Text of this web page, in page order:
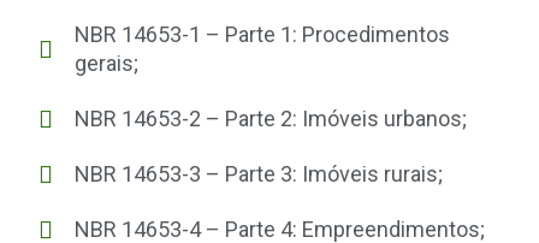
NBR 14653-1 – Parte 1: Procedimentos
gerais;
NBR 14653-2 – Parte 2: Imóveis urbanos;
NBR 14653-3 – Parte 3: Imóveis rurais;
NBR 14653-4 – Parte 4: Empreendimentos;